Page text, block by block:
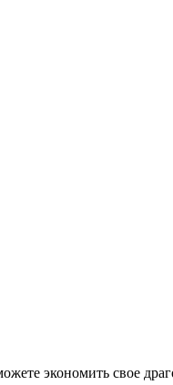
экономить свое